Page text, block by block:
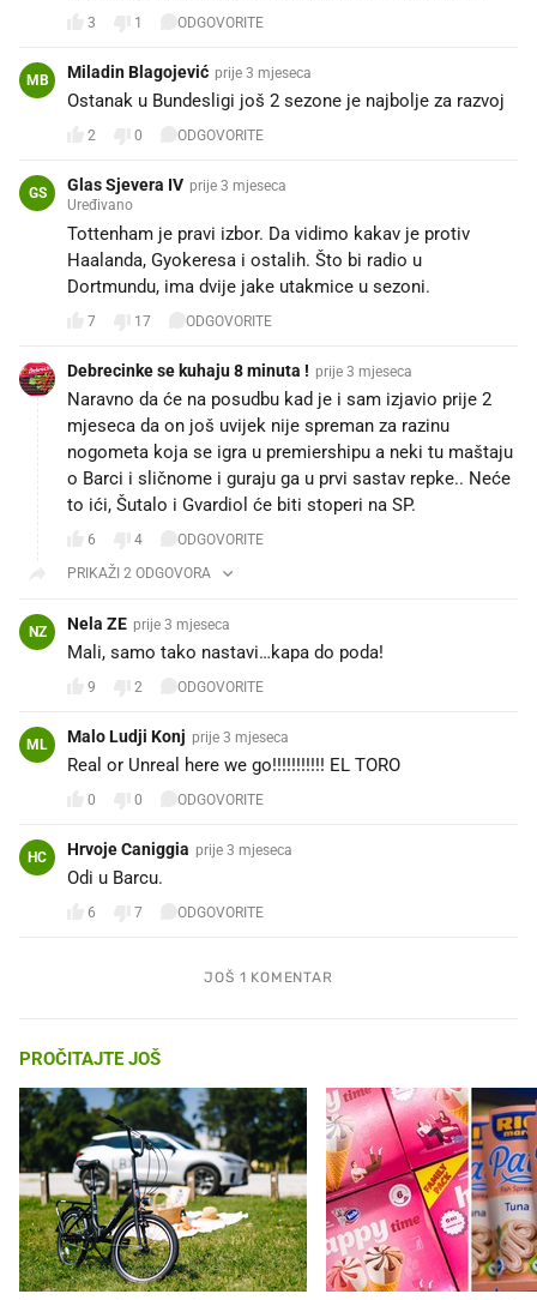
3 1 ODGOVORITE
MB Miladin Blagojević prije 3 mjeseca
Ostanak u Bundesligi još 2 sezone je najbolje za razvoj
2 0 ODGOVORITE
GS Glas Sjevera IV prije 3 mjeseca
Uređivano
Tottenham je pravi izbor. Da vidimo kakav je protiv
Haalanda, Gyokeresa i ostalih. Što bi radio u
Dortmundu, ima dvije jake utakmice u sezoni.
7 17 ODGOVORITE
Debrecinke se kuhaju 8 minuta ! prije 3 mjeseca
Naravno da će na posudbu kad je i sam izjavio prije 2
mjeseca da on još uvijek nije spreman za razinu
nogometa koja se igra u premiershipu a neki tu maštaju
o Barci i sličnome i guraju ga u prvi sastav repke.. Neće
to ići, Šutalo i Gvardiol će biti stoperi na SP.
6 4
ODGOVORITE
PRIKAŽI 2 ODGOVORA
NZ Nela ZE prije 3 mjeseca
Mali, samo tako nastavi…kapa do poda!
9 2 ODGOVORITE
ML Malo Ludji Konj prije 3 mjeseca
Real or Unreal here we go!!!!!!!!!!! EL TORO
0 0 ODGOVORITE
HC Hrvoje Caniggia prije 3 mjeseca
Odi u Barcu.
6 7 ODGOVORITE
JOŠ 1 KOMENTAR
PROČITAJTE JOŠ